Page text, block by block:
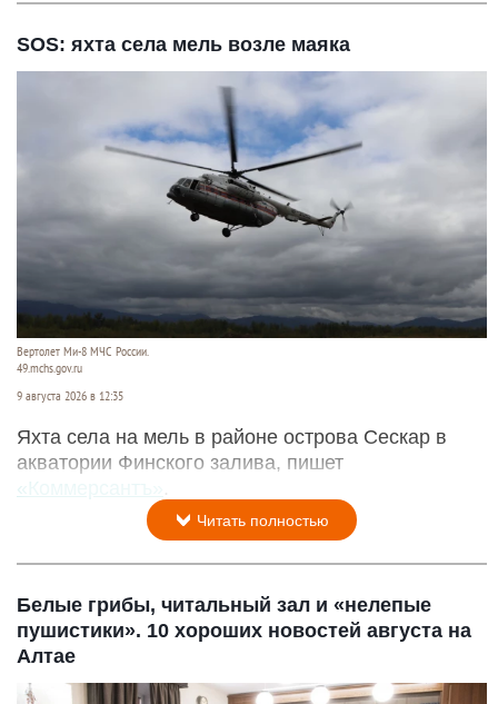
SOS: яхта села мель возле маяка
Вертолет Ми-8 МЧС России.
49.mchs.gov.ru
9 августа 2026 в 12:35
Яхта села на мель в районе острова Сескар в
акватории Финского залива, пишет
«Коммерсантъ»
Читать полностью
Белые грибы, читальный зал и «нелепые
пушистики». 10 хороших новостей августа на
Алтае